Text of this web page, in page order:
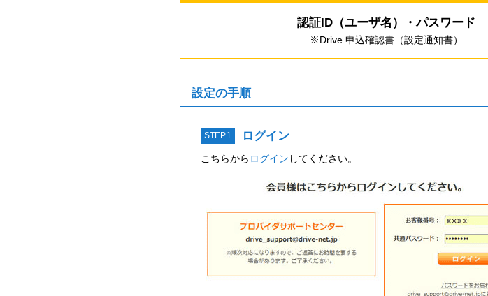
認証ID（ユーザ名）・パスワード
※Drive 申込確認書（設定通知書）
設定の手順
STEP.1 ログイン
こちらから ログイン してください。